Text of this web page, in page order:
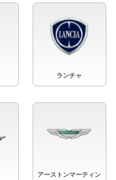
ランチャ
アーストンマーティン